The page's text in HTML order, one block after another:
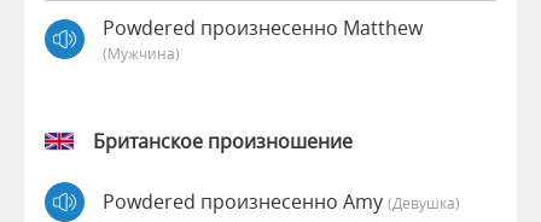
Powdered произнесенно Matthew
(мужчина)
Британское произношение
Powdered произнесенно Amy (девушка)